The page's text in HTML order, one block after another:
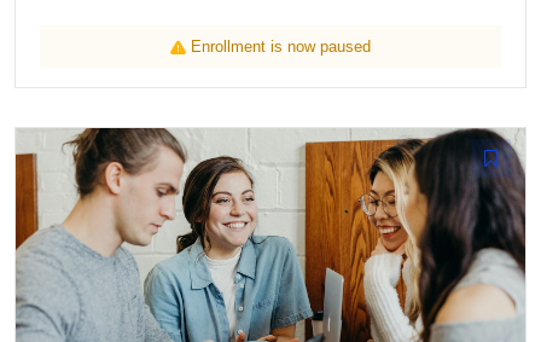
Enrollment is now paused